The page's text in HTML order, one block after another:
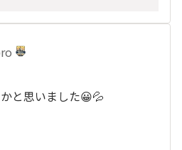
と思いました😀💦